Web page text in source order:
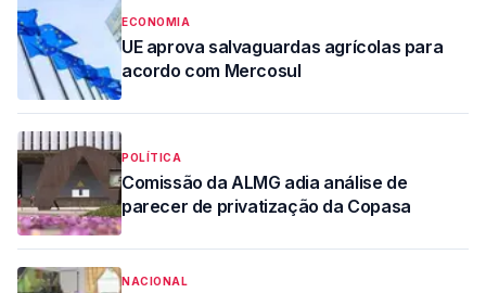
ECONOMIA
UE aprova salvaguardas agrícolas para
acordo com Mercosul
POLÍTICA
Comissão da ALMG adia análise de
parecer de privatização da Copasa
NACIONAL